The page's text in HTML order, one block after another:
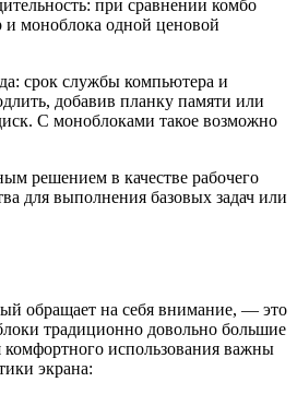
при сравнении комбо
и моноблока одной ценовой
срок службы компьютера и
добавив планку памяти или
С моноблоками такое возможно
решением в качестве рабочего
для выполнения базовых задач или
обращает на себя внимание, — это
традиционно довольно большие
использования важны
экрана: